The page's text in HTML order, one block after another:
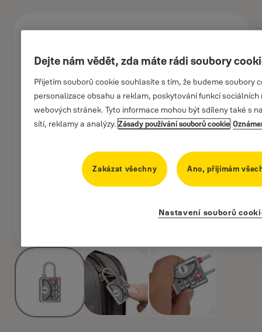
Dejte nám vědět, zda máte rádi soubory
Přijetím souborů cookie souhlasíte s tím, že budeme soubory
personalizace obsahu a reklam, poskytování funkcí sociálních
webových stránek. Tyto informace mohou být sdíleny také s
sítí, reklamy a analýzy.Zásady používání souborů cookie
Zakázat všechny Ano, přijímám
Nastavení souborů